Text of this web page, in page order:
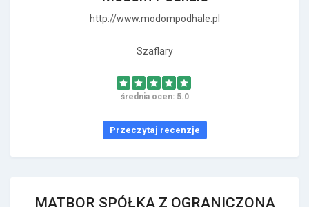
http://www.modompodhale.pl
Szaflary
średnia ocen: 5.0
Przeczytaj recenzje
MATBOR SPÓŁKA Z OGRANICZONĄ